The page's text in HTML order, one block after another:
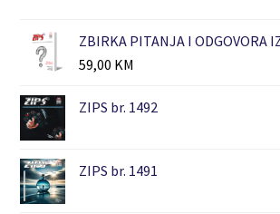
ZBIRKA PITANJA I ODGOVORA
59,00 KM
ZIPS br. 1492
ZIPS br. 1491